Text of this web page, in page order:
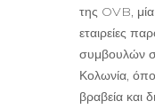
της OVB,
εταιρείες
συμβουλών
Κολωνία,
βραβεία και